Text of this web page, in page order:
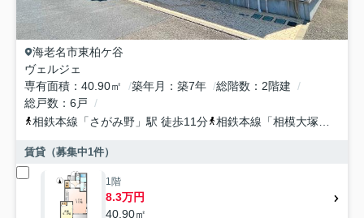
海老名市東柏ケ谷
ヴェルジェ
専有面積
40.90㎡ 築年月 築7年 総階数
2階建
総戸数
6戸
相鉄本線 「さがみ野 」駅 徒歩11分 相鉄本線 「相模大塚
賃貸（募集中1件）
1階
8.3万円
40.90㎡